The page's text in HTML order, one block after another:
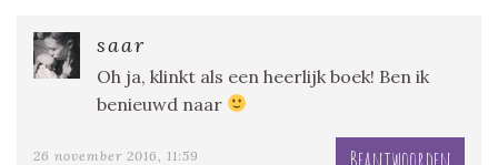
saar
Oh ja, klinkt als een heerlijk boek! Ben ik
benieuwd naar
26 november 2016, 11:59